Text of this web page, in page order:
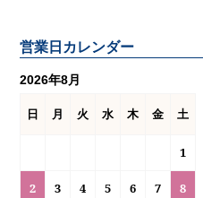
営業日カレンダー
2026年8月
日 月 火 水 木 金 土
1
2 3 4 5 6 7 8